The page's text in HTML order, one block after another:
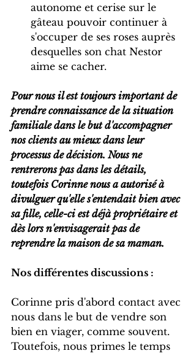
autonome et cerise sur le
gâteau pouvoir continuer à
s'occuper de ses roses auprès
desquelles son chat Nestor
aime se cacher.
Pour nous il est toujours important de
prendre connaissance de la situation
familiale dans le but d'accompagner
nos clients au mieux dans leur
processus de décision. Nous ne
rentrerons pas dans les détails,
toutefois Corinne nous a autorisé à
divulguer qu'elle s'entendait bien avec
sa fille, celle-ci est déjà propriétaire et
dès lors n'envisagerait pas de
reprendre la maison de sa maman.
Nos différentes discussions :
Corinne pris d'abord contact avec
nous dans le but de vendre son
bien en viager, comme souvent.
Toutefois, nous primes le temps